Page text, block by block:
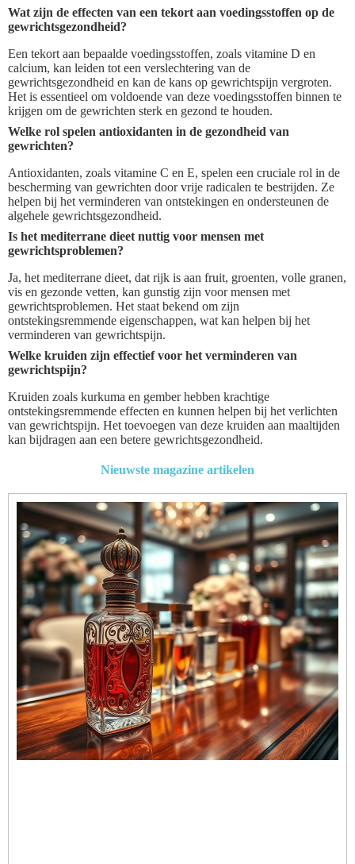
Wat zijn de effecten van een tekort aan voedingsstoffen op de
gewrichtsgezondheid?
Een tekort aan bepaalde voedingsstoffen, zoals vitamine D en
calcium, kan leiden tot een verslechtering van de
gewrichtsgezondheid en kan de kans op gewrichtspijn vergroten.
Het is essentieel om voldoende van deze voedingsstoffen binnen te
krijgen om de gewrichten sterk en gezond te houden.
Welke rol spelen antioxidanten in de gezondheid van
gewrichten?
Antioxidanten, zoals vitamine C en E, spelen een cruciale rol in de
bescherming van gewrichten door vrije radicalen te bestrijden. Ze
helpen bij het verminderen van ontstekingen en ondersteunen de
algehele gewrichtsgezondheid.
Is het mediterrane dieet nuttig voor mensen met
gewrichtsproblemen?
Ja, het mediterrane dieet, dat rijk is aan fruit, groenten, volle granen,
vis en gezonde vetten, kan gunstig zijn voor mensen met
gewrichtsproblemen. Het staat bekend om zijn
ontstekingsremmende eigenschappen, wat kan helpen bij het
verminderen van gewrichtspijn.
Welke kruiden zijn effectief voor het verminderen van
gewrichtspijn?
Kruiden zoals kurkuma en gember hebben krachtige
ontstekingsremmende effecten en kunnen helpen bij het verlichten
van gewrichtspijn. Het toevoegen van deze kruiden aan maaltijden
kan bijdragen aan een betere gewrichtsgezondheid.
Nieuwste magazine artikelen